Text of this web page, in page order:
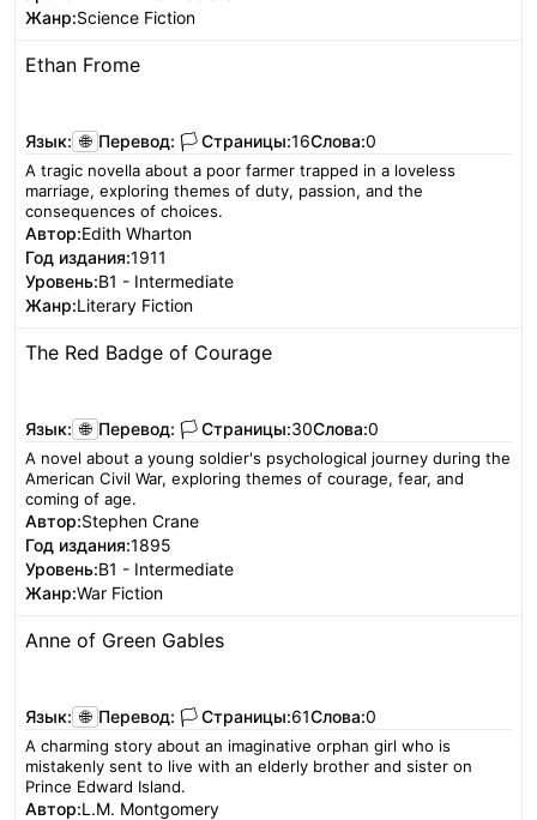
Жанр:Science Fiction
Ethan Frome
Язык: 🌐 Перевод: 🏳️ Страницы:16Слова:0
A tragic novella about a poor farmer trapped in a loveless
marriage, exploring themes of duty, passion, and the
consequences of choices.
Автор:Edith Wharton
Год издания:1911
Уровень:B1 - Intermediate
Жанр:Literary Fiction
The Red Badge of Courage
Язык: 🌐 Перевод: 🏳️ Страницы:30Слова:0
A novel about a young soldier's psychological journey during the
American Civil War, exploring themes of courage, fear, and
coming of age.
Автор:Stephen Crane
Год издания:1895
Уровень:B1 - Intermediate
Жанр:War Fiction
Anne of Green Gables
Язык: 🌐 Перевод: 🏳️ Страницы:61Слова:0
A charming story about an imaginative orphan girl who is
mistakenly sent to live with an elderly brother and sister on
Prince Edward Island.
Автор:L.M. Montgomery